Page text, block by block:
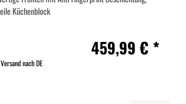
Küchenblock
459,99 € *
Versand nach DE